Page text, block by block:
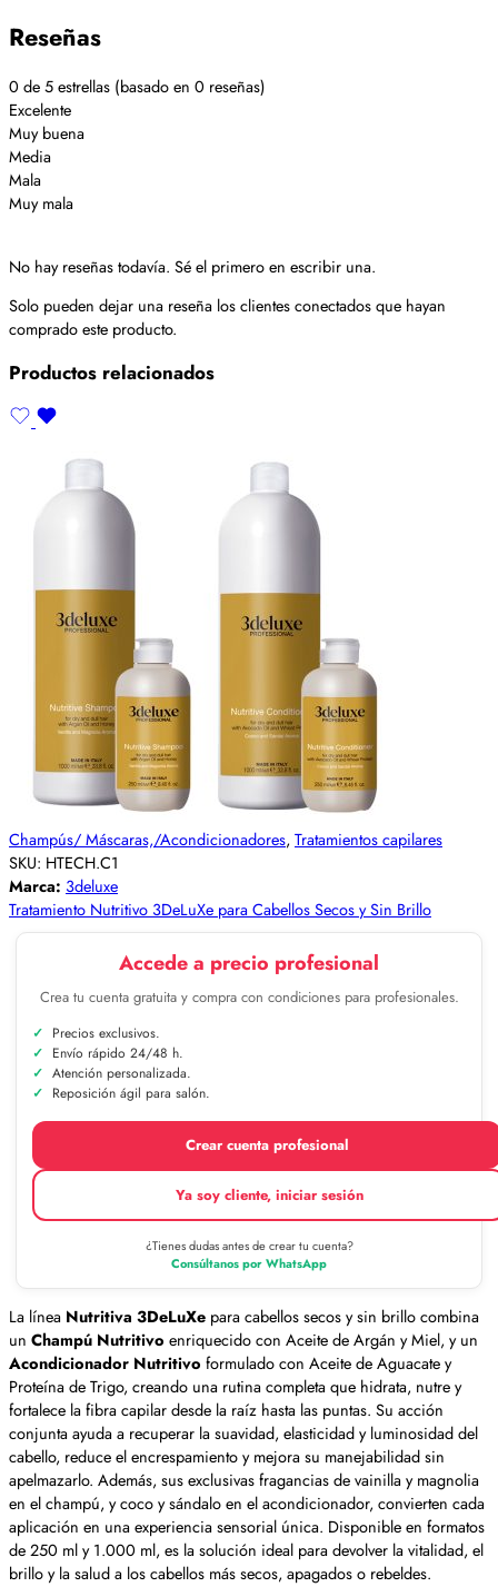
Reseñas
0 de 5 estrellas (basado en 0 reseñas)
Excelente
Muy buena
Media
Mala
Muy mala
No hay reseñas todavía. Sé el primero en escribir una.
Solo pueden dejar una reseña los clientes conectados que hayan
comprado este producto.
Productos relacionados
Champús/ Máscaras,/Acondicionadores, Tratamientos capilares
SKU: HTECH.C1
Marca: 3deluxe
Tratamiento Nutritivo 3DeLuXe para Cabellos Secos y Sin Brillo
Accede a precio profesional
Crea tu cuenta gratuita y compra con condiciones para profesionales.
Precios exclusivos.
Envío rápido 24/48 h.
Atención personalizada.
Reposición ágil para salón.
Crear cuenta profesional
Ya soy cliente, iniciar sesión
¿Tienes dudas antes de crear tu cuenta?
Consúltanos por WhatsApp
La línea Nutritiva 3DeLuXe para cabellos secos y sin brillo combina
un Champú Nutritivo enriquecido con Aceite de Argán y Miel, y un
Acondicionador Nutritivo formulado con Aceite de Aguacate y
Proteína de Trigo, creando una rutina completa que hidrata, nutre y
fortalece la fibra capilar desde la raíz hasta las puntas. Su acción
conjunta ayuda a recuperar la suavidad, elasticidad y luminosidad del
cabello, reduce el encrespamiento y mejora su manejabilidad sin
apelmazarlo. Además, sus exclusivas fragancias de vainilla y magnolia
en el champú, y coco y sándalo en el acondicionador, convierten cada
aplicación en una experiencia sensorial única. Disponible en formatos
de 250 ml y 1.000 ml, es la solución ideal para devolver la vitalidad, el
brillo y la salud a los cabellos más secos, apagados o rebeldes.